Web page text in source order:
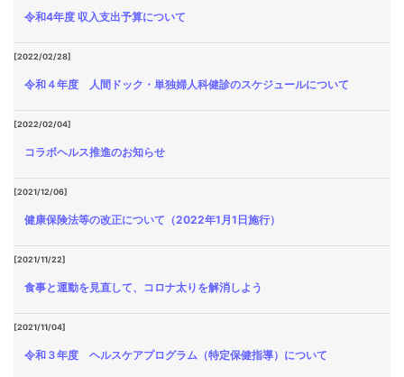
令和4年度 収入支出予算について
[2022/02/28]
令和４年度 人間ドック・単独婦人科健診のスケジュールについて
[2022/02/04]
コラボヘルス推進のお知らせ
[2021/12/06]
健康保険法等の改正について（2022年1月1日施行）
[2021/11/22]
食事と運動を見直して、コロナ太りを解消しよう
[2021/11/04]
令和３年度 ヘルスケアプログラム（特定保健指導）について